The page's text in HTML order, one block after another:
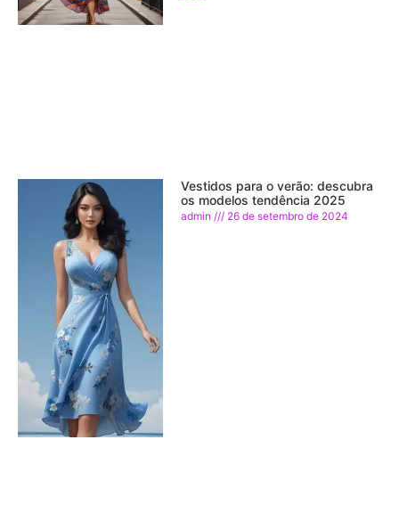
Vestidos para o verão: descubra
os modelos tendência 2025
admin 26 de setembro de 2024